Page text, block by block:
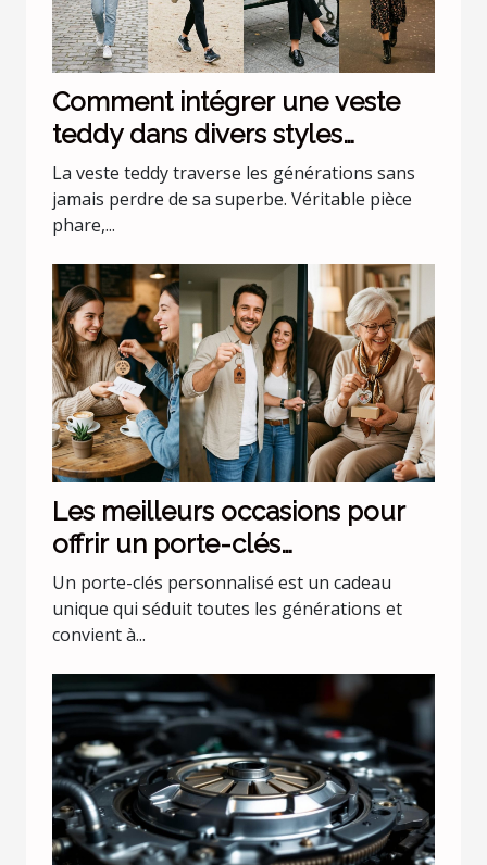
Comment intégrer une veste
teddy dans divers styles
vestimentaires ?
La veste teddy traverse les générations sans
jamais perdre de sa superbe. Véritable pièce
phare,...
Les meilleurs occasions pour
offrir un porte-clés
personnalisé
Un porte-clés personnalisé est un cadeau
unique qui séduit toutes les générations et
convient à...